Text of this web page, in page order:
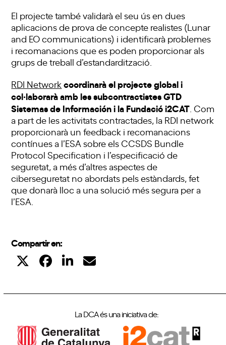
El projecte també validarà el seu ús en dues
aplicacions de prova de concepte realistes (Lunar
and EO communications) i identificarà problemes
i recomanacions que es poden proporcionar als
grups de treball d’estandardització.
RDI Networkcoordinarà el projecte global i
col·laborarà amb les subcontractistes GTD
Sistemas de Información i la Fundació i2CAT . Com
a part de les activitats contractades, la RDI network
proporcionarà un feedback i recomanacions
contínues a l’ESA sobre els CCSDS Bundle
Protocol Specification i l’especificació de
seguretat, a més d’altres aspectes de
ciberseguretat no abordats pels estàndards, fet
que donarà lloc a una solució més segura per a
l’ESA.
Compartir en:
La DCA és una iniciativa de: